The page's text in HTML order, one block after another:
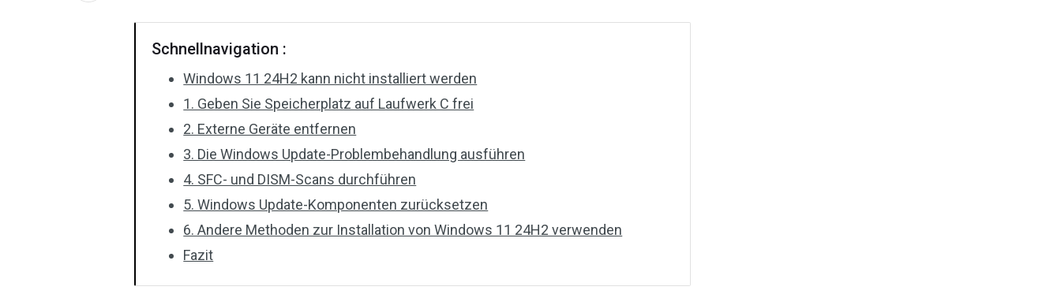
Schnellnavigation :
Windows 11 24H2 kann nicht installiert werden
1. Geben Sie Speicherplatz auf Laufwerk C frei
2. Externe Geräte entfernen
3. Die Windows Update-Problembehandlung ausführen
4. SFC- und DISM-Scans durchführen
5. Windows Update-Komponenten zurücksetzen
6. Andere Methoden zur Installation von Windows 11 24H2 verwenden
Fazit